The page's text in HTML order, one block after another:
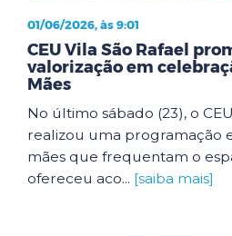
01/06/2026, às 9:01
CEU Vila São Rafael
valorização em
Mães
No último sábado (23), o
realizou uma programação
mães que frequentam o
ofereceu aco... [saiba mais]